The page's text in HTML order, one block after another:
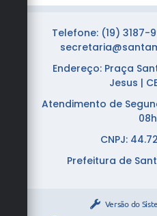
Telefone: (19)
Endereço: Praça
Jesus |
Atendimento de
CNPJ:
Prefeitura de
Versão do